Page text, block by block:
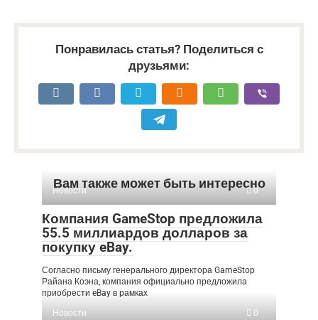
Понравилась статья? Поделиться с
друзьями:
Вам также может быть интересно
Новости 0
Компания GameStop предложила
55.5 миллиардов долларов за
покупку eBay.
Согласно письму генерального директора GameStop
Райана Коэна, компания официально предложила
приобрести eBay в рамках
Новости
0